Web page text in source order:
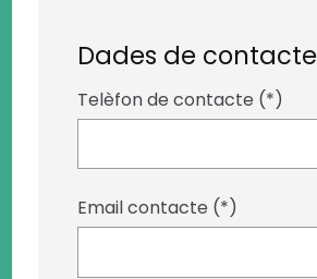
Dades de contacte
Telèfon de contacte (*)
Email contacte (*)